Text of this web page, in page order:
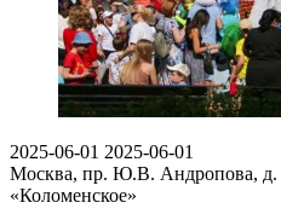
2025-06-01 2025-06-01
Москва, пр. Ю.В. Андропова, д.
«Коломенское»